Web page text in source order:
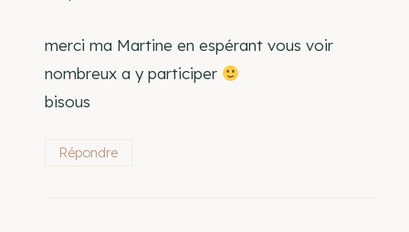
merci ma Martine en espérant vous voir
nombreux a y participer
bisous
Répondre